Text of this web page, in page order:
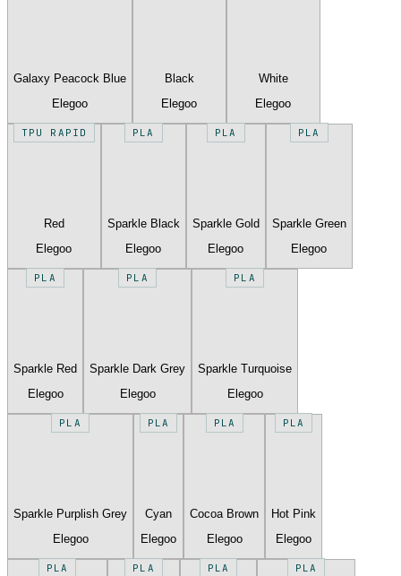
Galaxy Peacock Blue
Elegoo
Black
Elegoo
White
Elegoo
TPU RAPID
Red
Elegoo
PLA
Sparkle Black
Elegoo
PLA
Sparkle Gold
Elegoo
PLA
Sparkle Green
Elegoo
PLA
Sparkle Red
Elegoo
PLA
Sparkle Dark Grey
Elegoo
PLA
Sparkle Turquoise
Elegoo
PLA
Sparkle Purplish Grey
Elegoo
PLA
Cyan
Elegoo
PLA
Cocoa Brown
Elegoo
PLA
Hot Pink
Elegoo
PLA PLA PLA PLA